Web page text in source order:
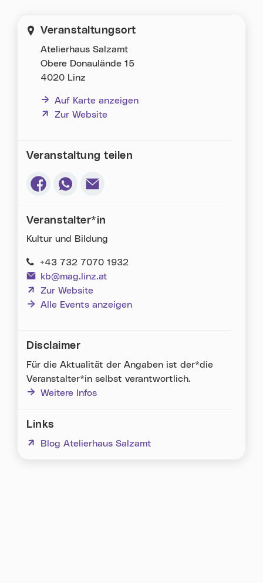
Veranstaltungsort
Atelierhaus Salzamt
Obere Donaulände 15
4020 Linz
Auf Karte anzeigen
Zur Website
(neues Fenster)
Veranstaltung teilen
Veranstalter*in
Kultur und Bildung
+43 732 7070 1932
kb@mag.linz.at
Zur Website
(neues Fenster)
Alle Events anzeigen
Disclaimer
Für die Aktualität der Angaben ist der*die
Veranstalter*in selbst verantwortlich.
Weitere Infos
Links
Blog Atelierhaus Salzamt
(neues Fenster)